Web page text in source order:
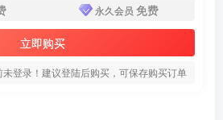
永久会员 免费
立即购买
未登录！建议登陆后购买，可保存购买订单